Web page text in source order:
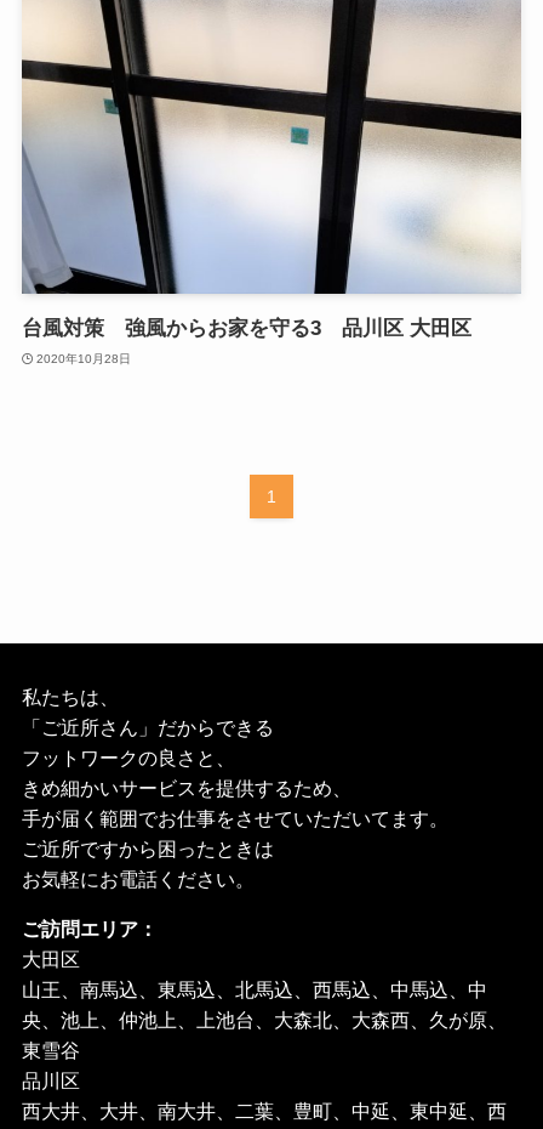
台風対策 強風からお家を守る3 品川区 大田区
2020年10月28日
1
私たちは、
「ご近所さん」だからできる
フットワークの良さと、
きめ細かいサービスを提供するため、
手が届く範囲でお仕事をさせていただいてます。
ご近所ですから困ったときは
お気軽にお電話ください。
ご訪問エリア：
大田区
山王、南馬込、東馬込、北馬込、西馬込、中馬込、中
央、池上、仲池上、上池台、大森北、大森西、久が原、
東雪谷
品川区
西大井、大井、南大井、二葉、豊町、中延、東中延、西